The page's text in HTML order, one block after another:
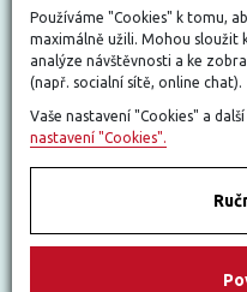
Používáme "Cookies" k tomu,
maximálně užili. Mohou sloužit
analýze návštěvnosti a ke
(např. socialní sítě, online chat).
Vaše nastavení "Cookies" a
nastavení "Cookies".